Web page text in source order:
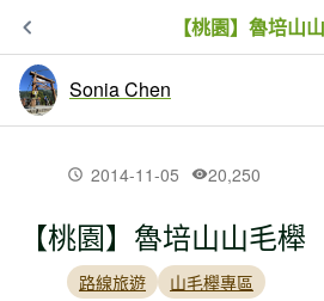
【桃園】魯培山
Sonia Chen
最新文章
【新北市】永安
＋八卦茶園
2014-11-05 20,250
【桃園】魯培山山毛櫸
路線旅遊 山毛櫸專區